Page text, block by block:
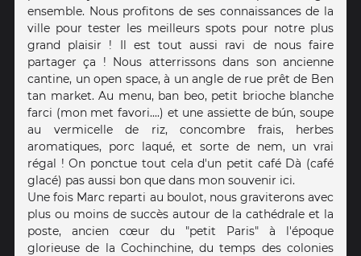
ensemble. Nous profitons de ses connaissances de la
ville pour tester les meilleurs spots pour notre plus
grand plaisir ! Il est tout aussi ravi de nous faire
partager ça ! Nous atterrissons dans son ancienne
cantine, un open space, à un angle de rue prêt de Ben
tan market. Au menu, ban beo, petit brioche blanche
farci (mon met favori....) et une assiette de bún, soupe
au vermicelle de riz, concombre frais, herbes
aromatiques, porc laqué, et sorte de nem, un vrai
régal ! On ponctue tout cela d'un petit café Dà (café
glacé) pas aussi bon que dans mon souvenir ici.
Une fois Marc reparti au boulot, nous graviterons avec
plus ou moins de succès autour de la cathédrale et la
poste, ancien cœur du "petit Paris" à l'époque
glorieuse de la Cochinchine, du temps des colonies